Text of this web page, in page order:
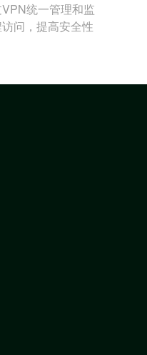
统一管理和监
问，提高安全性